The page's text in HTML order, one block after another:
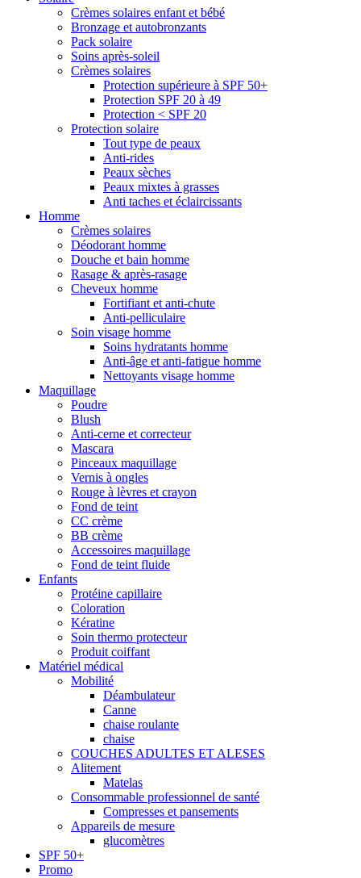
Crèmes solaires enfant et bébé
Bronzage et autobronzants
Pack solaire
Soins après-soleil
Crèmes solaires
Protection supérieure à SPF 50+
Protection SPF 20 à 49
Protection < SPF 20
Protection solaire
Tout type de peaux
Anti-rides
Peaux sèches
Peaux mixtes à grasses
Anti taches et éclaircissants
Homme
Crèmes solaires
Déodorant homme
Douche et bain homme
Rasage & après-rasage
Cheveux homme
Fortifiant et anti-chute
Anti-pelliculaire
Soin visage homme
Soins hydratants homme
Anti-âge et anti-fatigue homme
Nettoyants visage homme
Maquillage
Poudre
Blush
Anti-cerne et correcteur
Mascara
Pinceaux maquillage
Vernis à ongles
Rouge à lèvres et crayon
Fond de teint
CC crème
BB crème
Accessoires maquillage
Fond de teint fluide
Enfants
Protéine capillaire
Coloration
Kératine
Soin thermo protecteur
Produit coiffant
Matériel médical
Mobilité
Déambulateur
Canne
chaise roulante
chaise
COUCHES ADULTES ET ALESES
Alitement
Matelas
Consommable professionnel de santé
Compresses et pansements
Appareils de mesure
glucomètres
SPF 50+
Promo